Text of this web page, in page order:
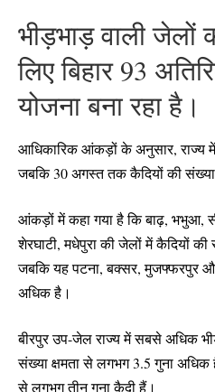
भीड़भाड़ वाली
लिए बिहार 93
योजना बना रहा है।
आधिकारिक आंकड़ों के अनुसार, राज्य
जबकि 30 अगस्त तक कैदियों की
आंकड़ों में कहा गया है कि बाढ़, भभुआ,
शेरघाटी, मधेपुरा की जेलों में कैदियों की
जबकि यह पटना, बक्सर, मुजफ्फरपुर और
अधिक है।
बीरपुर उप-जेल राज्य में सबसे अधिक
संख्या क्षमता से लगभग 3.5 गुना अधिक
से लगभग तीन गुना कैदी हैं।